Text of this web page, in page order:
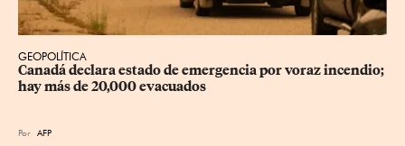
GEOPOLÍTICA
Canadá declara estado de emergencia por voraz incendio;
hay más de 20,000 evacuados
Por AFP